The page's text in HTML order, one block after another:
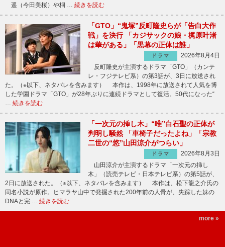
遥（今田美桜）や桐 … 続きを読む
「GTO」“鬼塚”反町隆史らが「告白大作
戦」を決行 「カジサックの娘・梶原叶渚
は華がある」「黒幕の正体は誰」
ドラマ
2026年8月4日
反町隆史が主演するドラマ「GTO」（カンテ
レ・フジテレビ系）の第3話が、3日に放送され
た。（※以下、ネタバレを含みます） 本作は、1998年に放送されて人気を博
した学園ドラマ「GTO」が28年ぶりに連続ドラマとして復活。50代になった“
… 続きを読む
「一次元の挿し木」“唯”白石聖の正体が
判明し騒然 「車椅子だったよね」「宗教
二世の“悠”山田涼介がつらい」
ドラマ
2026年8月3日
山田涼介が主演するドラマ「一次元の挿し
木」（読売テレビ・日本テレビ系）の第5話が、
2日に放送された。（※以下、ネタバレを含みます） 本作は、松下龍之介氏の
同名小説が原作。ヒマラヤ山中で発掘された200年前の人骨が、失踪した妹の
DNAと完 … 続きを読む
more »